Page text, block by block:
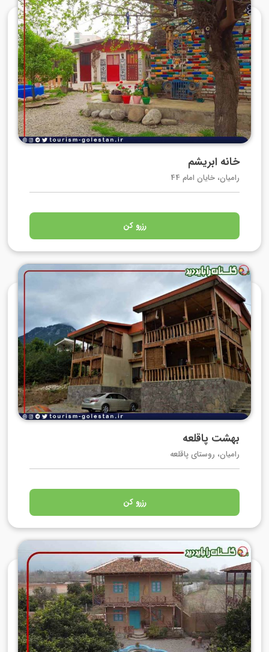
خانه ابریشم
رامیان، خایان امام 44
رزرو کن
بهشت پاقلعه
رامیان، روستای پاقلعه
رزرو کن